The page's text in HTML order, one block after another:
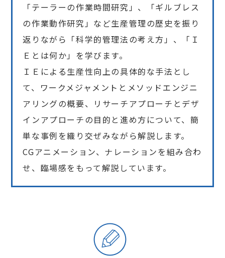
「テーラーの作業時間研究」、「ギルブレス
の作業動作研究」など生産管理の歴史を振り
返りながら「科学的管理法の考え方」、「Ｉ
Ｅとは何か」を学びます。
ＩＥによる生産性向上の具体的な手法とし
て、ワークメジャメントとメソッドエンジニ
アリングの概要、リサーチアプローチとデザ
インアプローチの目的と進め方について、簡
単な事例を織り交ぜみながら解説します。
CGアニメーション、ナレーションを組み合わ
せ、臨場感をもって解説しています。